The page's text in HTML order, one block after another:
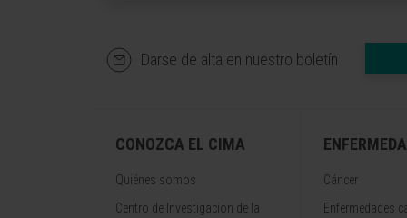
Darse de alta en nuestro boletín
CONOZCA EL CIMA
Quiénes somos
Centro de Investigacion de la
Cáncer
Enfermedades